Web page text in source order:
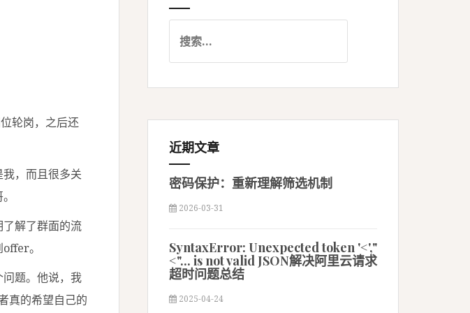
轮岗，之后还
，而且很多关
解了群面的流
。
题。他说，我
真的希望自己的
近期文章
密码保护：重新理解筛选机制
2026-03-31
SyntaxError: Unexpected token '<',"
<"... is not valid JSON解决阿里云请求
超时问题总结
2025-04-24